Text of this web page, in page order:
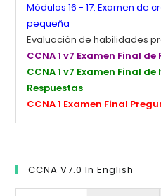
Módulos 16 - 17: Examen de
pequeña
Evaluación de habilidades
CCNA 1 v7 Examen Final
CCNA 1 v7 Examen Final
Respuestas
CCNA 1 Examen Final
CCNA V7.0 In English